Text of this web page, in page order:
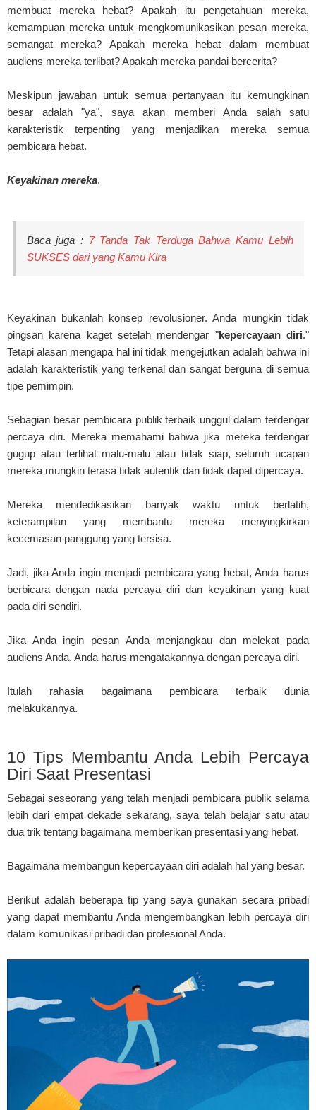
membuat mereka hebat? Apakah itu pengetahuan mereka,
kemampuan mereka untuk mengkomunikasikan pesan mereka,
semangat mereka? Apakah mereka hebat dalam membuat
audiens mereka terlibat? Apakah mereka pandai bercerita?
Meskipun jawaban untuk semua pertanyaan itu kemungkinan
besar adalah "ya", saya akan memberi Anda salah satu
karakteristik terpenting yang menjadikan mereka semua
pembicara hebat.
Keyakinan mereka.
Baca juga : 7 Tanda Tak Terduga Bahwa Kamu Lebih
SUKSES dari yang Kamu Kira
Keyakinan bukanlah konsep revolusioner. Anda mungkin tidak
pingsan karena kaget setelah mendengar "kepercayaan diri."
Tetapi alasan mengapa hal ini tidak mengejutkan adalah bahwa ini
adalah karakteristik yang terkenal dan sangat berguna di semua
tipe pemimpin.
Sebagian besar pembicara publik terbaik unggul dalam terdengar
percaya diri. Mereka memahami bahwa jika mereka terdengar
gugup atau terlihat malu-malu atau tidak siap, seluruh ucapan
mereka mungkin terasa tidak autentik dan tidak dapat dipercaya.
Mereka mendedikasikan banyak waktu untuk berlatih,
keterampilan yang membantu mereka menyingkirkan
kecemasan panggung yang tersisa.
Jadi, jika Anda ingin menjadi pembicara yang hebat, Anda harus
berbicara dengan nada percaya diri dan keyakinan yang kuat
pada diri sendiri.
Jika Anda ingin pesan Anda menjangkau dan melekat pada
audiens Anda, Anda harus mengatakannya dengan percaya diri.
Itulah rahasia bagaimana pembicara terbaik dunia
melakukannya.
10 Tips Membantu Anda Lebih Percaya
Diri Saat Presentasi
Sebagai seseorang yang telah menjadi pembicara publik selama
lebih dari empat dekade sekarang, saya telah belajar satu atau
dua trik tentang bagaimana memberikan presentasi yang hebat.
Bagaimana membangun kepercayaan diri adalah hal yang besar.
Berikut adalah beberapa tip yang saya gunakan secara pribadi
yang dapat membantu Anda mengembangkan lebih percaya diri
dalam komunikasi pribadi dan profesional Anda.